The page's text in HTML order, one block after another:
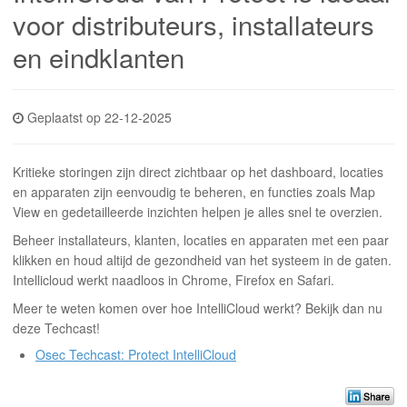
voor distributeurs, installateurs
en eindklanten
Geplaatst op 22-12-2025
Kritieke storingen zijn direct zichtbaar op het dashboard, locaties
en apparaten zijn eenvoudig te beheren, en functies zoals Map
View en gedetailleerde inzichten helpen je alles snel te overzien.
Beheer installateurs, klanten, locaties en apparaten met een paar
klikken en houd altijd de gezondheid van het systeem in de gaten.
Intellicloud werkt naadloos in Chrome, Firefox en Safari.
Meer te weten komen over hoe IntelliCloud werkt? Bekijk dan nu
deze Techcast!
Osec Techcast: Protect IntelliCloud